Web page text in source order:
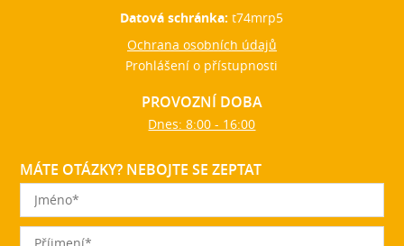
Datová schránka:t74mrp5
Ochrana osobních údajů
Prohlášení o přístupnosti
PROVOZNÍ DOBA
Dnes: 8:00 - 16:00
MÁTE OTÁZKY? NEBOJTE SE ZEPTAT